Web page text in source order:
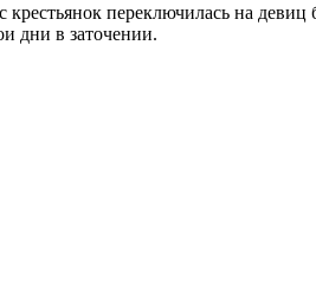
переключилась на
дни в заточении.